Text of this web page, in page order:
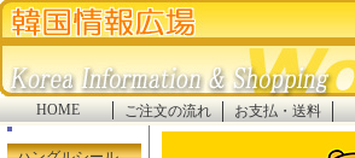
HOME ご注文の流れ お支払・送料